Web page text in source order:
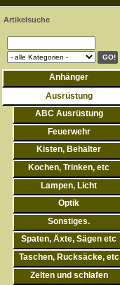
Artikelsuche
Anhänger
Ausrüstung
ABC Ausrüstung
Feuerwehr
Kisten, Behälter
Kochen, Trinken, etc
Lampen, Licht
Optik
Sonstiges.
Spaten, Äxte, Sägen etc
Taschen, Rucksäcke, etc
Zelten und schlafen